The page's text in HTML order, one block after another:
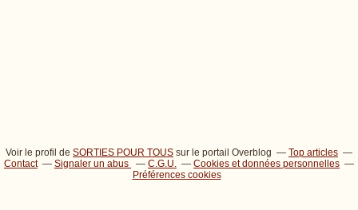
Voir le profil de SORTIES POUR TOUS sur le portail Overblog
Top articles
Contact
Signaler un abus C.G.U.
Cookies et données personnelles
Préférences cookies